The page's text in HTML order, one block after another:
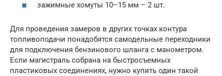
зажимные хомуты 10–15 мм – 2 шт.
Для проведения замеров в других точках контура
топливоподачи понадобятся самодельные переходники
для подключения бензинового шланга с манометром.
Если магистраль собрана на быстросъемных
пластиковых соединениях, нужно купить один такой